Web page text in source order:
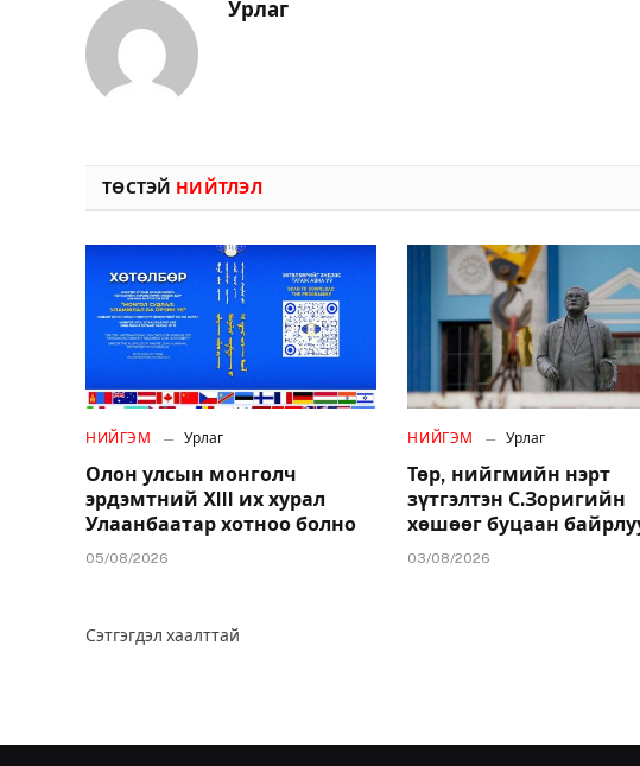
Урлаг
ТӨСТЭЙ НИЙТЛЭЛ
НИЙГЭМ Урлаг
Олон улсын монголч
эрдэмтний XIII их хурал
Улаанбаатар хотноо болно
05/08/2026
НИЙГЭМ Урлаг
Төр, нийгмийн нэрт
зүтгэлтэн С.Зоригийн
хөшөөг буцаан
03/08/2026
Сэтгэгдэл хаалттай